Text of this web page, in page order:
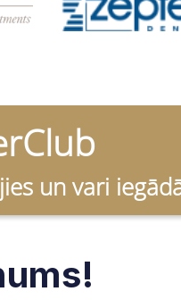
un vari